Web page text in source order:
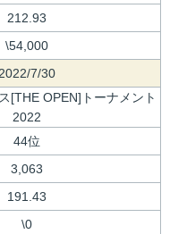
212.93
\54,000
2022/7/30
[THE OPEN]トーナメント
2022
44位
3,063
191.43
\0